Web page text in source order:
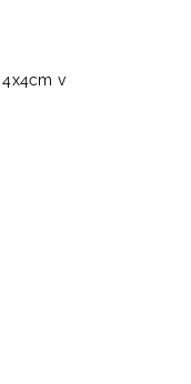
4x4cm v